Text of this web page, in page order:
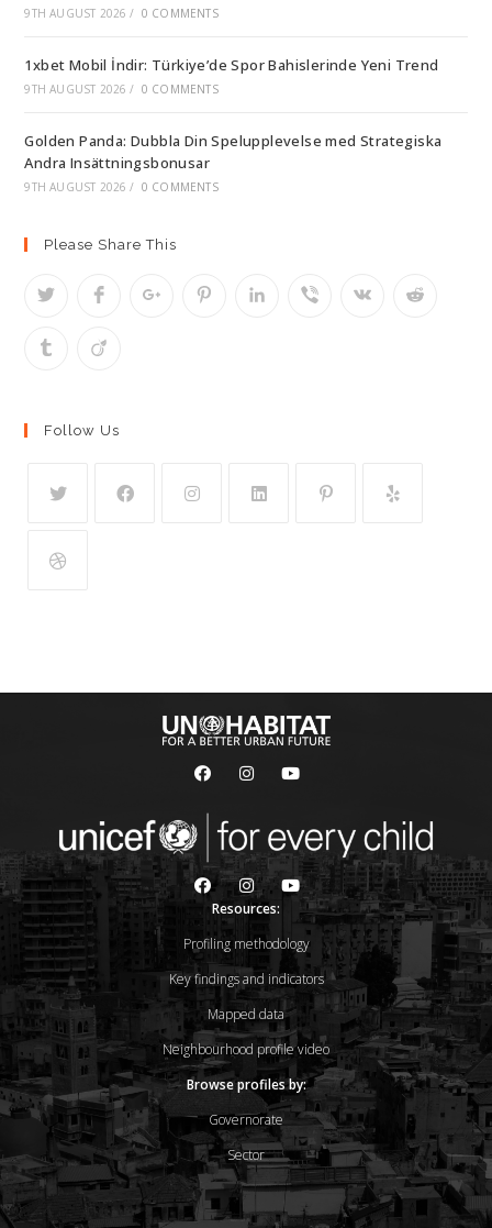
9TH AUGUST 2026 / 0 COMMENTS
1xbet Mobil İndir: Türkiye’de Spor Bahislerinde Yeni Trend
9TH AUGUST 2026 / 0 COMMENTS
Golden Panda: Dubbla Din Spelupplevelse med Strategiska
Andra Insättningsbonusar
9TH AUGUST 2026 / 0 COMMENTS
Please Share This
Follow Us
Resources:
Profiling methodology
Key findings and indicators
Mapped data
Neighbourhood profile video
Browse profiles by:
Governorate
Sector